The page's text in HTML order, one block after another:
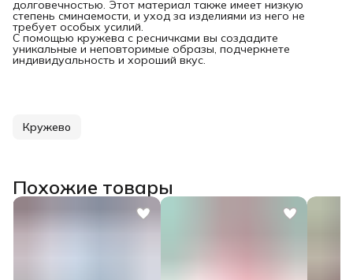
долговечностью. Этот материал также имеет низкую
степень сминаемости, и уход за изделиями из него не
требует особых усилий.
С помощью кружева с ресничками вы создадите
уникальные и неповторимые образы, подчеркнете
индивидуальность и хороший вкус.
Кружево
Похожие товары